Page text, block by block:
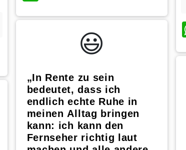
😃️
„In Rente zu sein
bedeutet, dass ich
endlich echte Ruhe in
meinen Alltag bringen
kann: ich kann den
Fernseher richtig laut